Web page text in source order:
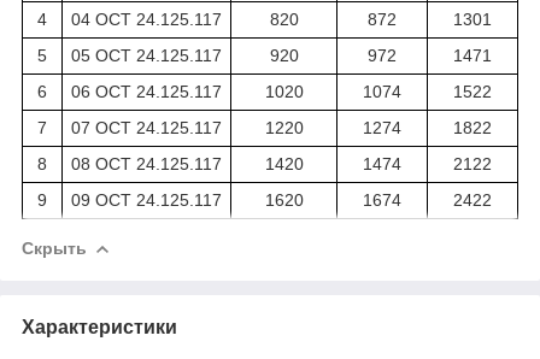
4
04 ОСТ 24.125.117 820 872
1301
5
05 ОСТ 24.125.117 920 972
1471
6
06 ОСТ 24.125.117 1020 1074
1522
7
07 ОСТ 24.125.117 1220 1274
1822
8
08 ОСТ 24.125.117 1420 1474
2122
9
09 ОСТ 24.125.117 1620 1674 2422
Скрыть
Характеристики